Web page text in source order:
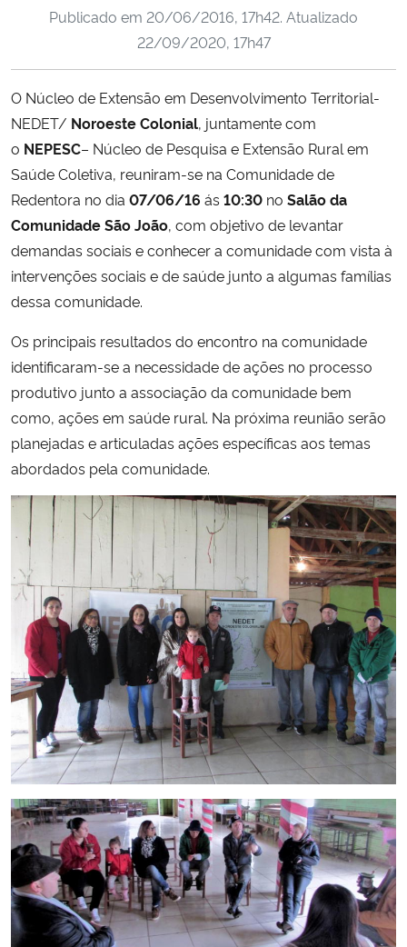
Ministério da Cidadania
Ministério da Ciência, Tecnologia, Inovações e Comunicações
Ministério do Meio Ambiente
Ministério do Turismo
Ministério do Desenvolvimento Regional
Controladoria-Geral da União
Ministério da Mulher, da Família e dos Direitos Humanos
Secretaria-Geral
Secretaria de Governo
Gabinete de Segurança Institucional
Advocacia-Geral da União
Banco Central do Brasil
Planalto
Publicado em 20/06/2016, 17h42. Atualizado
22/09/2020, 17h47
O Núcleo de Extensão em Desenvolvimento Territorial-
NEDET/ Noroeste Colonial, juntamente com
o NEPESC– Núcleo de Pesquisa e Extensão Rural em
Saúde Coletiva, reuniram-se na Comunidade de
Redentora no dia 07/06/16 ás 10:30 no Salão da
Comunidade São João, com objetivo de levantar
demandas sociais e conhecer a comunidade com vista à
intervenções sociais e de saúde junto a algumas famílias
dessa comunidade.
Os principais resultados do encontro na comunidade
identificaram-se a necessidade de ações no processo
produtivo junto a associação da comunidade bem
como, ações em saúde rural. Na próxima reunião serão
planejadas e articuladas ações específicas aos temas
abordados pela comunidade.